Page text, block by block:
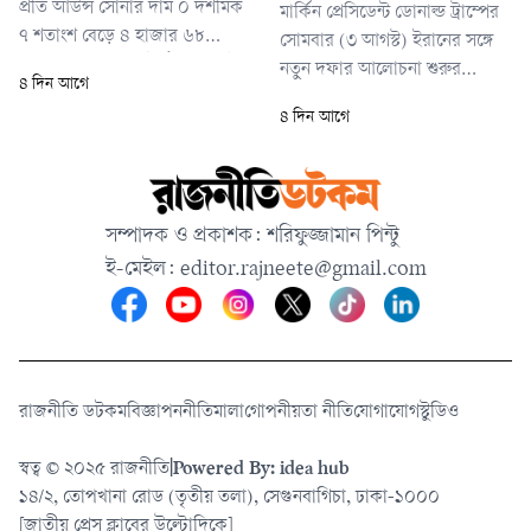
প্রতি আউন্স সোনার দাম ০ দশমিক
৭ শতাংশ বেড়ে ৪ হাজার ৬৮
সময়ে যুক্তরাষ্ট্রের গোল্ড ফিউচার্সের
হাজার ৬৬ দশমিক ৬০ ডলারে।
৪ দিন আগে
মার্কিন প্রেসিডেন্ট ডোনাল্ড ট্রাম্পের
সোমবার (৩ আগস্ট) ইরানের সঙ্গে
নতুন দফার আলোচনা শুরুর
পড়েছে। ট্রাম্প জানান, হরমুজ
ইরানের পারমাণবিক কর্মসূচি নিয়ে
সমঝোতার সুযোগ তৈরি করতে
সম্ভাব্য সামরিক হামলাও আপাতত
স্থগিত রাখা হয়েছে।
৪ দিন আগে
সম্পাদক ও প্রকাশক: শরিফুজ্জামান পিন্টু
ই-মেইল: editor.rajneete@gmail.com
রাজনীতি ডটকমবিজ্ঞাপননীতিমালাগোপনীয়তা নীতিযোগাযোগস্টুডিও
স্বত্ব © ২০২৫ রাজনীতিPowered By: idea hub
১৪/২, তোপখানা রোড (তৃতীয় তলা), সেগুনবাগিচা, ঢাকা-১০০০